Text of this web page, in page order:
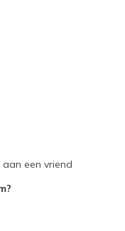
aan een vriend